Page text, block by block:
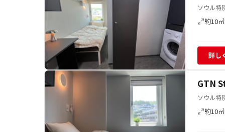
ソウル特
約10㎡
詳し
GTN
ソウル特
約10㎡